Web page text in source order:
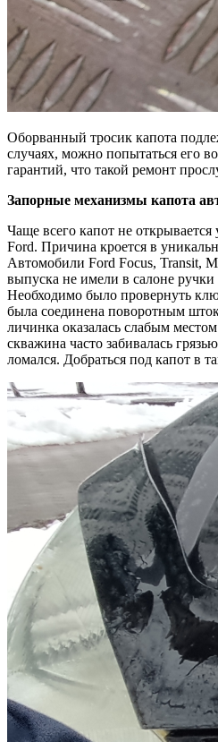
Оборванный тросик капота
случаях, можно попытаться его
гарантий, что такой ремонт
Запорные механизмы капота
Чаще всего капот не открывается
Ford. Причина кроется в
Автомобили Ford Focus, Transit,
выпуска не имели в салоне ручки
Необходимо было провернуть
была соединена поворотным
личинка оказалась слабым
скважина часто забивалась
ломался. Добраться под капот в